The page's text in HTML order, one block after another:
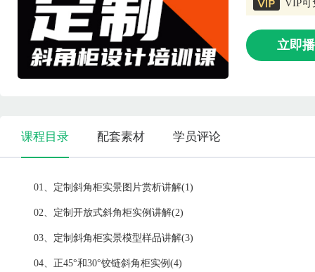
VIP可
立即
课程目录 配套素材 学员评论
01、定制斜角柜实景图片赏析讲解(1)
02、定制开放式斜角柜实例讲解(2)
03、定制斜角柜实景模型样品讲解(3)
04、正45°和30°铰链斜角柜实例(4)